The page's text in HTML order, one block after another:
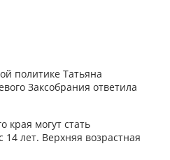
политике Татьяна
Заксобрания ответила
могут стать
лет. Верхняя возрастная